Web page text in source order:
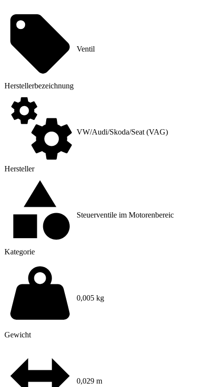
Hersteller­bezeichnung
Ventil
Hersteller
VW/Audi/Skoda/Seat (VAG)
Kategorie
Steuerventile im Motorenbereic
Gewicht
0,005 kg
0,029 m